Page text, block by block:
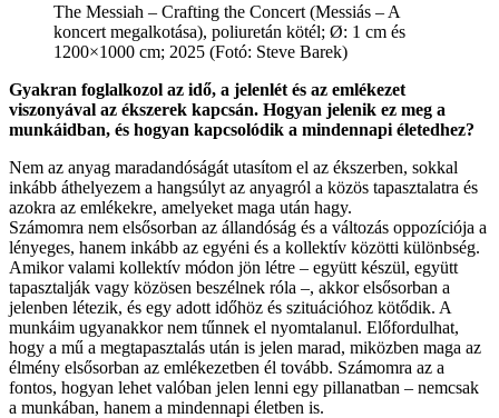
The Messiah – Crafting the Concert (Messiás – A
koncert megalkotása), poliuretán kötél; Ø: 1 cm és
1200×1000 cm; 2025 (Fotó: Steve Barek)
Gyakran foglalkozol az idő, a jelenlét és az emlékezet
viszonyával az ékszerek kapcsán. Hogyan jelenik ez meg a
munkáidban, és hogyan kapcsolódik a mindennapi életedhez?
Nem az anyag maradandóságát utasítom el az ékszerben, sokkal
inkább áthelyezem a hangsúlyt az anyagról a közös tapasztalatra és
azokra az emlékekre, amelyeket maga után hagy.
Számomra nem elsősorban az állandóság és a változás oppozíciója a
lényeges, hanem inkább az egyéni és a kollektív közötti különbség.
Amikor valami kollektív módon jön létre – együtt készül, együtt
tapasztalják vagy közösen beszélnek róla –, akkor elsősorban a
jelenben létezik, és egy adott időhöz és szituációhoz kötődik. A
munkáim ugyanakkor nem tűnnek el nyomtalanul. Előfordulhat,
hogy a mű a megtapasztalás után is jelen marad, miközben maga az
élmény elsősorban az emlékezetben él tovább. Számomra az a
fontos, hogyan lehet valóban jelen lenni egy pillanatban – nemcsak
a munkában, hanem a mindennapi életben is.